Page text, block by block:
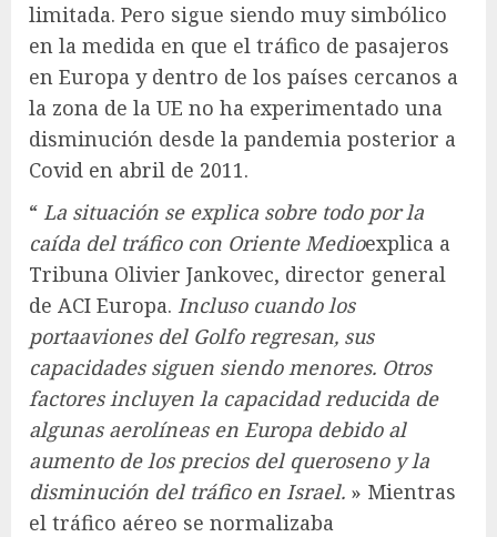
limitada. Pero sigue siendo muy simbólico
en la medida en que el tráfico de pasajeros
en Europa y dentro de los países cercanos a
la zona de la UE no ha experimentado una
disminución desde la pandemia posterior a
Covid en abril de 2011.
“ La situación se explica sobre todo por la
caída del tráfico con Oriente Medioexplica a
Tribuna Olivier Jankovec, director general
de ACI Europa. Incluso cuando los
portaaviones del Golfo regresan, sus
capacidades siguen siendo menores. Otros
factores incluyen la capacidad reducida de
algunas aerolíneas en Europa debido al
aumento de los precios del queroseno y la
disminución del tráfico en Israel. » Mientras
el tráfico aéreo se normalizaba